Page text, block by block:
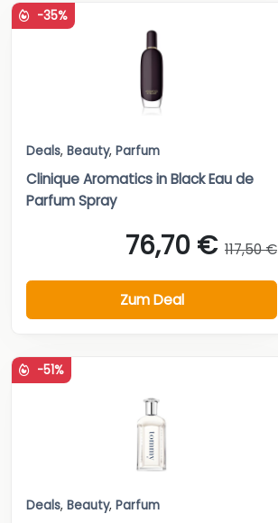
-35%
Deals, Beauty, Parfum
Clinique Aromatics in Black Eau de
Parfum Spray
76,70 € 117,50 €
Zum Deal
-51%
Deals, Beauty, Parfum